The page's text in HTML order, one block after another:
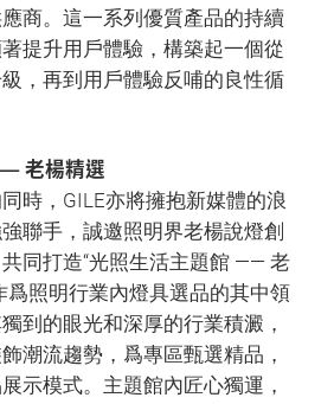
商。這一系列優質產品的持續
提升用戶體驗，構築起一個從
，再到用戶體驗反哺的良性循
老楊精選
時，GILE亦將擁抱新媒體的浪
聯手，誠邀照明界老楊說燈創
同打造“光照生活主題館 —— 老
爲照明行業內燈具選品的其中領
到的眼光和深厚的行業積澱，
潮流趨勢，爲專區甄選精品，
示模式。主題館內匠心獨運，